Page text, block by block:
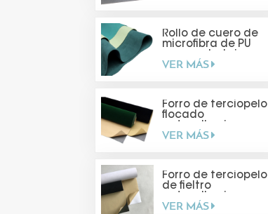
Rollo de cuero de
microfibra de PU
VER MÁS
Forro de terciopelo
flocado
VER MÁS
Forro de terciopelo
de fieltro
hacer tú mismo
VER MÁS